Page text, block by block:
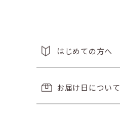
はじめての方へ
お届け日について